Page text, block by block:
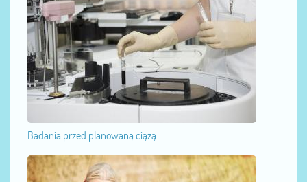
Badania przed planowaną ciążą...